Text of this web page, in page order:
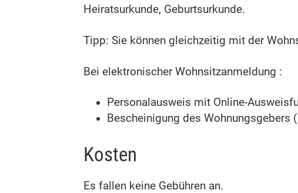
Heiratsurkunde, Geburtsurkunde.
Tipp: Sie können gleichzeitig mit der
Bei elektronischer Wohnsitzanmeldung :
Personalausweis mit Online-
Bescheinigung des Wohnungsgebers
Kosten
Es fallen keine Gebühren an.